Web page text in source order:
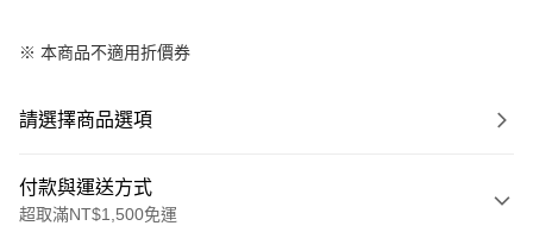
※ 本商品不適用折價券
請選擇商品選項
付款與運送方式
超取滿NT$1,500免運